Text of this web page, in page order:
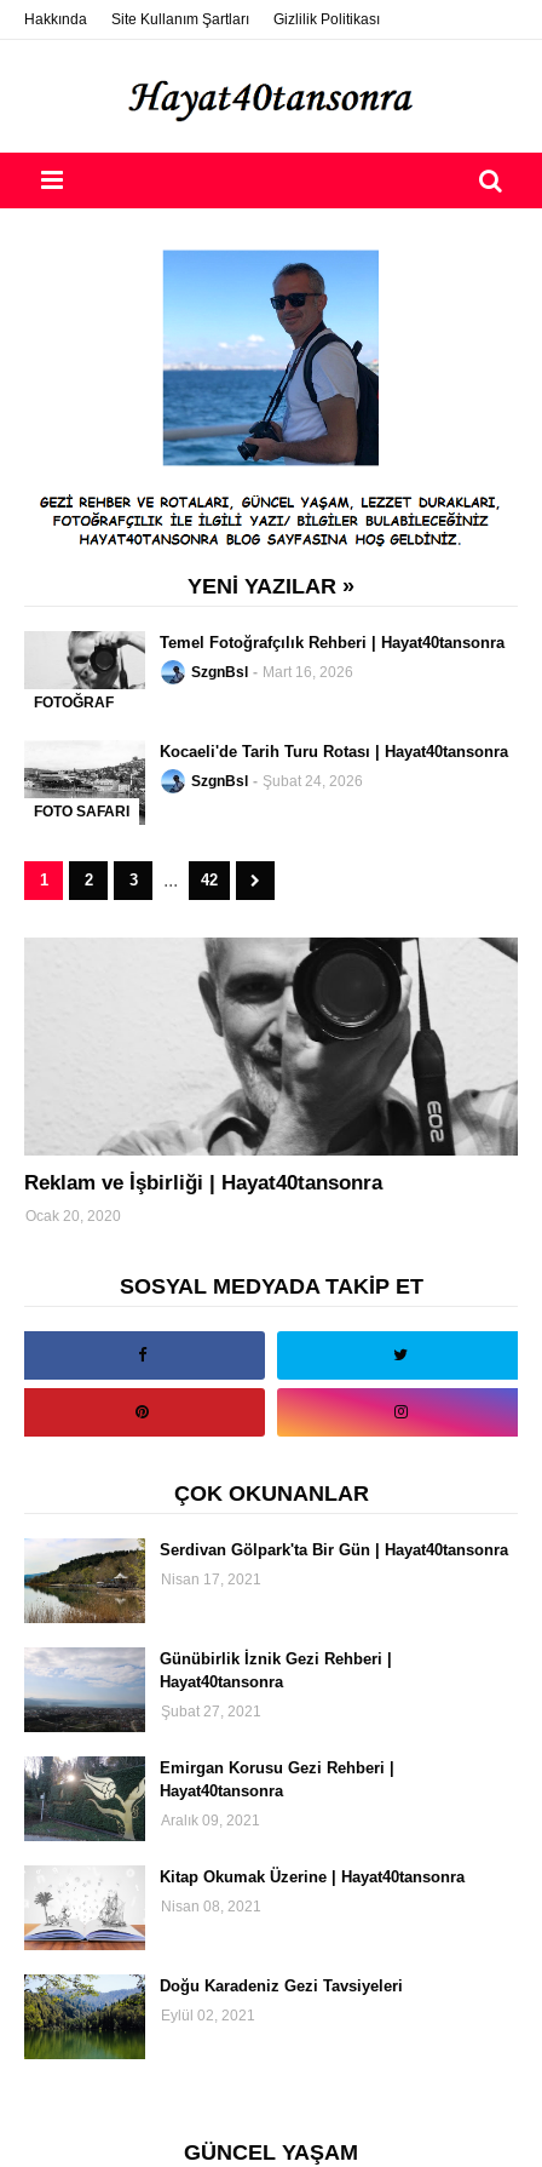
Hakkında Site Kullanım Şartları Gizlilik Politikası
YENİ YAZILAR »
FOTOĞRAF
Temel Fotoğrafçılık Rehberi | Hayat40tansonra
SzgnBsl Mart 16, 2026
FOTO SAFARI
Kocaeli'de Tarih Turu Rotası | Hayat40tansonra
SzgnBsl Şubat 24, 2026
1 2 3 ... 42
Reklam ve İşbirliği | Hayat40tansonra
Ocak 20, 2020
SOSYAL MEDYADA TAKİP ET
ÇOK OKUNANLAR
Serdivan Gölpark'ta Bir Gün | Hayat40tansonra
Nisan 17, 2021
Günübirlik İznik Gezi Rehberi |
Hayat40tansonra
Şubat 27, 2021
Emirgan Korusu Gezi Rehberi |
Hayat40tansonra
Aralık 09, 2021
Kitap Okumak Üzerine | Hayat40tansonra
Nisan 08, 2021
Doğu Karadeniz Gezi Tavsiyeleri
Eylül 02, 2021
GÜNCEL YAŞAM